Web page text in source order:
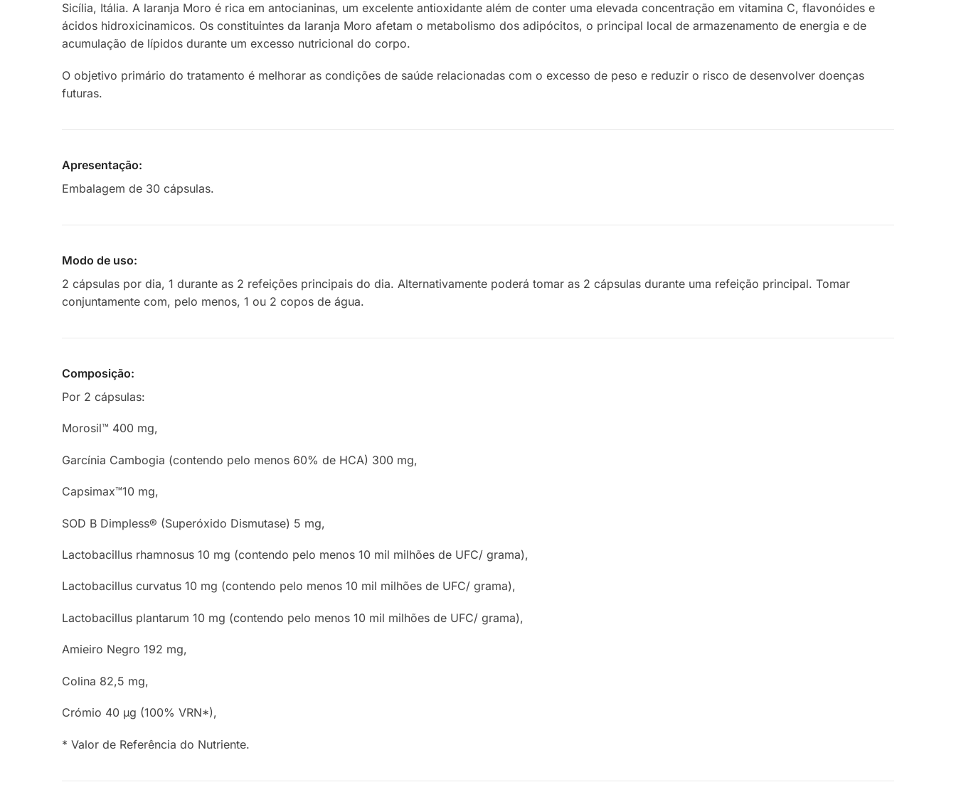
Sicília, Itália. A laranja Moro é rica em antocianinas, um excelente antioxidante além de conter uma elevada concentração em vitamina C, flavonóides e
ácidos hidroxicinamicos. Os constituintes da laranja Moro afetam o metabolismo dos adipócitos, o principal local de armazenamento de energia e de
acumulação de lípidos durante um excesso nutricional do corpo.
O objetivo primário do tratamento é melhorar as condições de saúde relacionadas com o excesso de peso e reduzir o risco de desenvolver doenças
futuras.
Apresentação:
Embalagem de 30 cápsulas.
Modo de uso:
2 cápsulas por dia, 1 durante as 2 refeições principais do dia. Alternativamente poderá tomar as 2 cápsulas durante uma refeição principal. Tomar
conjuntamente com, pelo menos, 1 ou 2 copos de água.
Composição:
Por 2 cápsulas:
Morosil™ 400 mg,
Garcínia Cambogia (contendo pelo menos 60% de HCA) 300 mg,
Capsimax™10 mg,
SOD B Dimpless® (Superóxido Dismutase) 5 mg,
Lactobacillus rhamnosus 10 mg (contendo pelo menos 10 mil milhões de UFC/ grama),
Lactobacillus curvatus 10 mg (contendo pelo menos 10 mil milhões de UFC/ grama),
Lactobacillus plantarum 10 mg (contendo pelo menos 10 mil milhões de UFC/ grama),
Amieiro Negro 192 mg,
Colina 82,5 mg,
Crómio 40 μg (100% VRN*),
* Valor de Referência do Nutriente.